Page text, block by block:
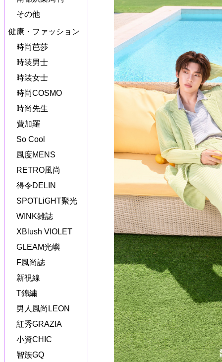
その他
健康・ファッション
時尚芭莎
時装男士
時装女士
時尚COSMO
時尚先生
費加羅
So Cool
風度MENS
RETRO風尚
得令DELIN
SPOTLiGHT聚光
WINK雑誌
XBlush VIOLET
GLEAM光嶼
F風尚誌
新視線
T錦繍
男人風尚LEON
紅秀GRAZIA
小資CHIC
智族GQ